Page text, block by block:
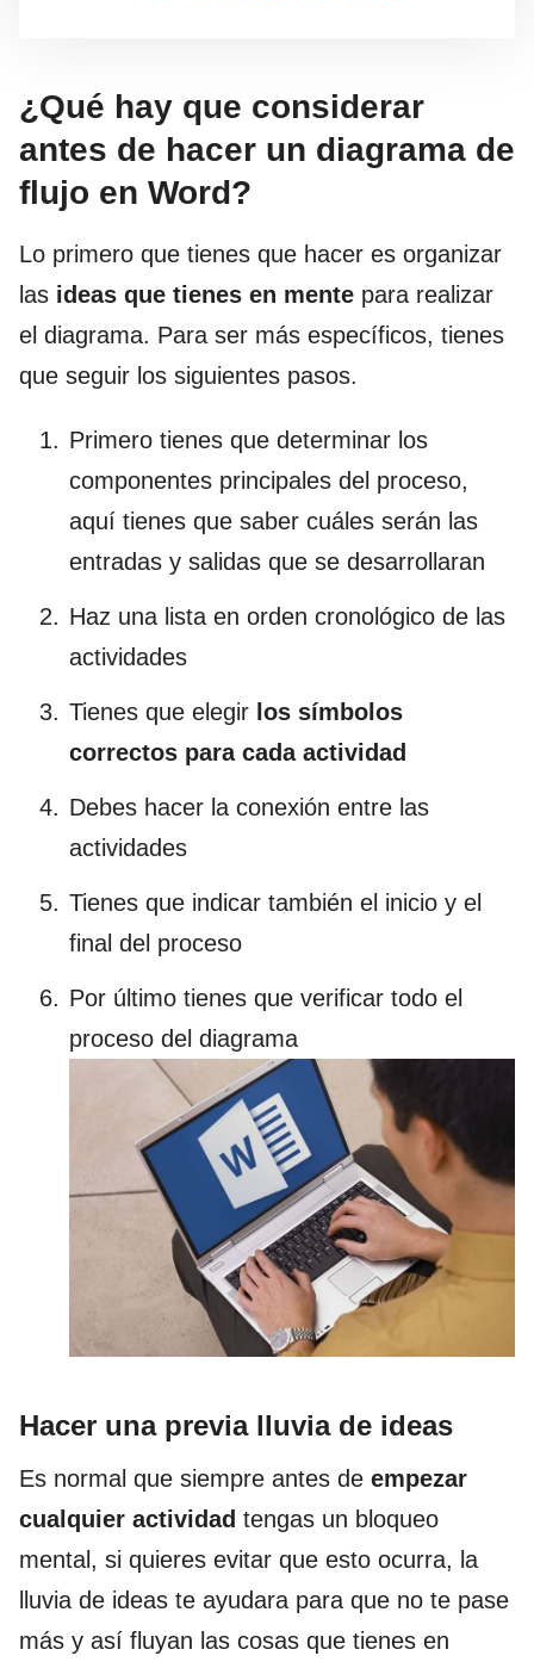
¿Qué hay que considerar
antes de hacer un diagrama de
flujo en Word?
Lo primero que tienes que hacer es organizar
las ideas que tienes en mente para realizar
el diagrama. Para ser más específicos, tienes
que seguir los siguientes pasos.
Primero tienes que determinar los
componentes principales del proceso,
aquí tienes que saber cuáles serán las
entradas y salidas que se desarrollaran
Haz una lista en orden cronológico de las
actividades
Tienes que elegir los símbolos
correctos para cada actividad
Debes hacer la conexión entre las
actividades
Tienes que indicar también el inicio y el
final del proceso
Por último tienes que verificar todo el
proceso del diagrama
Hacer una previa lluvia de ideas
Es normal que siempre antes de empezar
cualquier actividad tengas un bloqueo
mental, si quieres evitar que esto ocurra, la
lluvia de ideas te ayudara para que no te pase
más y así fluyan las cosas que tienes en